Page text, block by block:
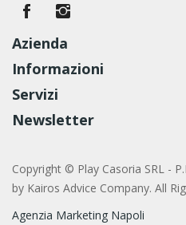
Azienda
Informazioni
Servizi
Newsletter
Copyright © Play Casoria SRL -
by Kairos Advice Company. All
Agenzia Marketing Napoli